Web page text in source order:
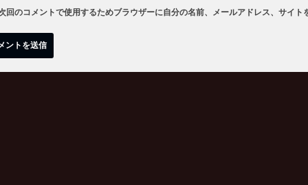
回のコメントで使用するためブラウザーに自分の名前、メールアドレス、サイト